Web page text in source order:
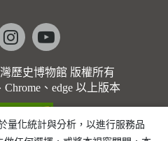
instagramyoutube
歷史博物館 版權所有
、edge 以上版本
量化統計與分析，以進行服務品